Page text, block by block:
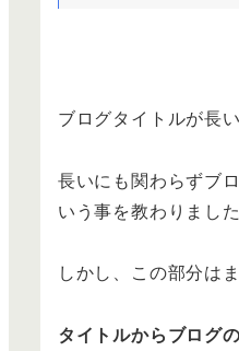
ブログタイトルが長
長いにも関わらずブ
いう事を教わりました
しかし、この部分は
タイトルからブログ